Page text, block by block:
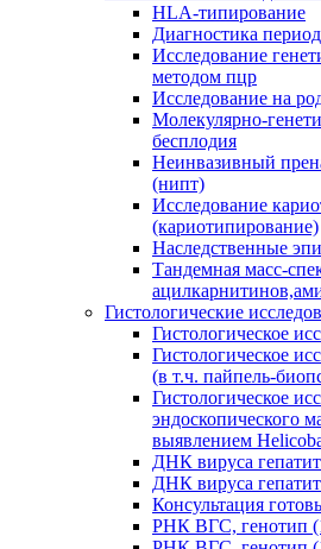
HLA-типирование
Диагностика
Исследование
методом пцр
Исследование на
Молекулярно-
бесплодия
Неинвазивный
(нипт)
Исследование
(кариотипирование)
Наследственные
Тандемная масс-
Гистологические
Гистологическое
Гистологическое
(в т.ч. пайпель-
Гистологическое
эндоскопического
выявлением
ДНК вируса
ДНК вируса
Консультация
РНК ВГC, генотип